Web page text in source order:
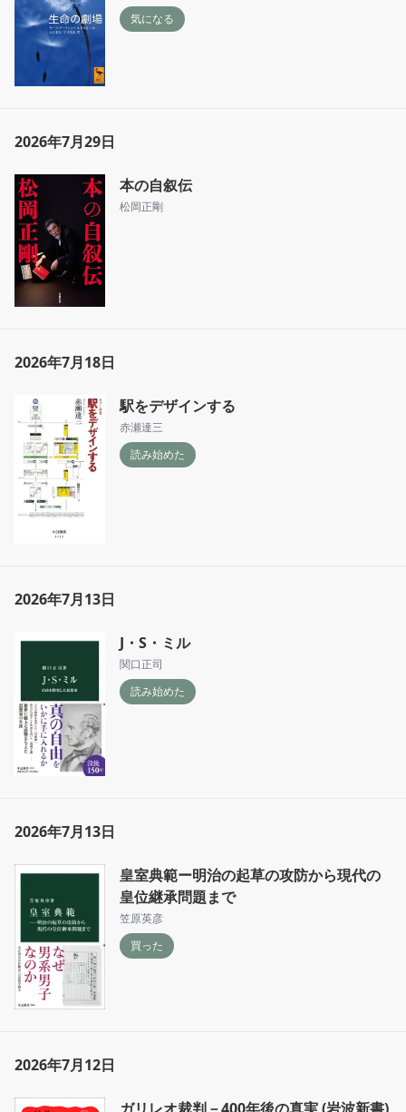
気になる
2026年7月29日
本の自叙伝
松岡正剛
2026年7月18日
駅をデザインする
赤瀬達三
読み始めた
2026年7月13日
J・S・ミル
関口正司
読み始めた
2026年7月13日
皇室典範ー明治の起草の攻防から現代の
皇位継承問題まで
笠原英彦
買った
2026年7月12日